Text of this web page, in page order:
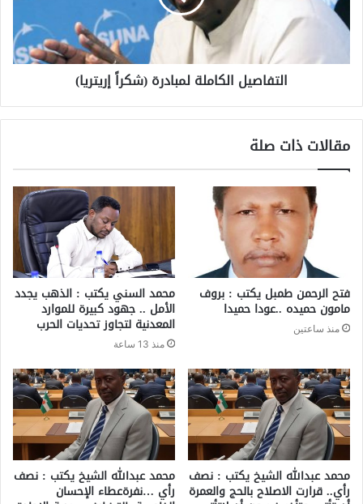
التفاصيل الكاملة لمبادرة (شكراً إريتريا)
مقالات ذات صلة
فتح الرحمن طمبل يكتب : بروف
مامون حميده ..عودا حميدا
منذ ساعتين
محمد السني يكتب : الذهب يجدد
الأمل .. جهود كبيرة للموارد
المعدنية لتجاوز تحديات الحرب
منذ 13 ساعة
محمد عبدالله الشيخ يكتب : نصف
رأي.. قرارت الاصلاح بالحج والعمرة
محمد عبدالله الشيخ يكتب : نصف
رأي …نفرةعطاء الإحسان